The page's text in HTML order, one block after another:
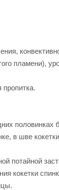
пламени),
пропитка.
половинках
в шве
потайной
кокетки